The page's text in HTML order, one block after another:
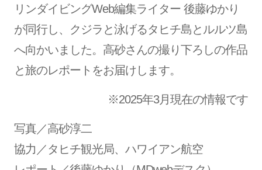
リンダイビングWeb編集ライター 後藤ゆかり
が同行し、クジラと泳げるタヒチ島とルルツ島
へ向かいました。高砂さんの撮り下ろしの作品
と旅のレポートをお届けします。
※2025年3月現在の情報です
写真／高砂淳二
協力／タヒチ観光局、ハワイアン航空